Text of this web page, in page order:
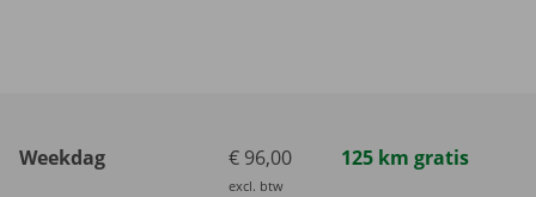
Weekdag € 96,00
excl. btw
125 km gratis